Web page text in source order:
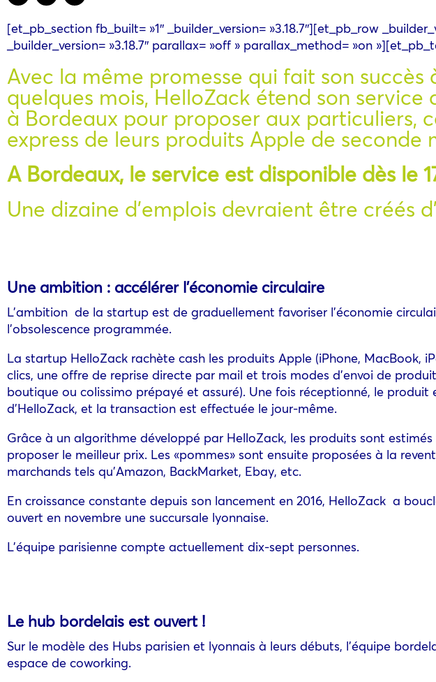
[et_pb_section fb_built= »1″ _builder_version= »3.18.7″][et_pb_row
_builder_version= »3.18.7″ parallax= »off » parallax_method= »on
Avec la même promesse qui fait son succès
quelques mois, HelloZack étend son
à Bordeaux pour proposer aux particuliers,
express de leurs produits Apple de seconde
A Bordeaux, le service est disponible dès le
Une dizaine d’emplois devraient être créés
Une ambition : accélérer l’économie circulaire
L’ambition de la startup est de graduellement favoriser l’économie
l’obsolescence programmée.
La startup HelloZack rachète cash les produits Apple (iPhone, MacBook,
clics, une offre de reprise directe par mail et trois modes d’envoi de
boutique ou colissimo prépayé et assuré). Une fois réceptionné, le
d’HelloZack, et la transaction est effectuée le jour-même.
Grâce à un algorithme développé par HelloZack, les produits sont
proposer le meilleur prix. Les «pommes» sont ensuite proposées à la
marchands tels qu’Amazon, BackMarket, Ebay, etc.
En croissance constante depuis son lancement en 2016, HelloZack a
ouvert en novembre une succursale lyonnaise.
L’équipe parisienne compte actuellement dix-sept personnes.
Le hub bordelais est ouvert !
Sur le modèle des Hubs parisien et lyonnais à leurs débuts, l’équipe
espace de coworking.